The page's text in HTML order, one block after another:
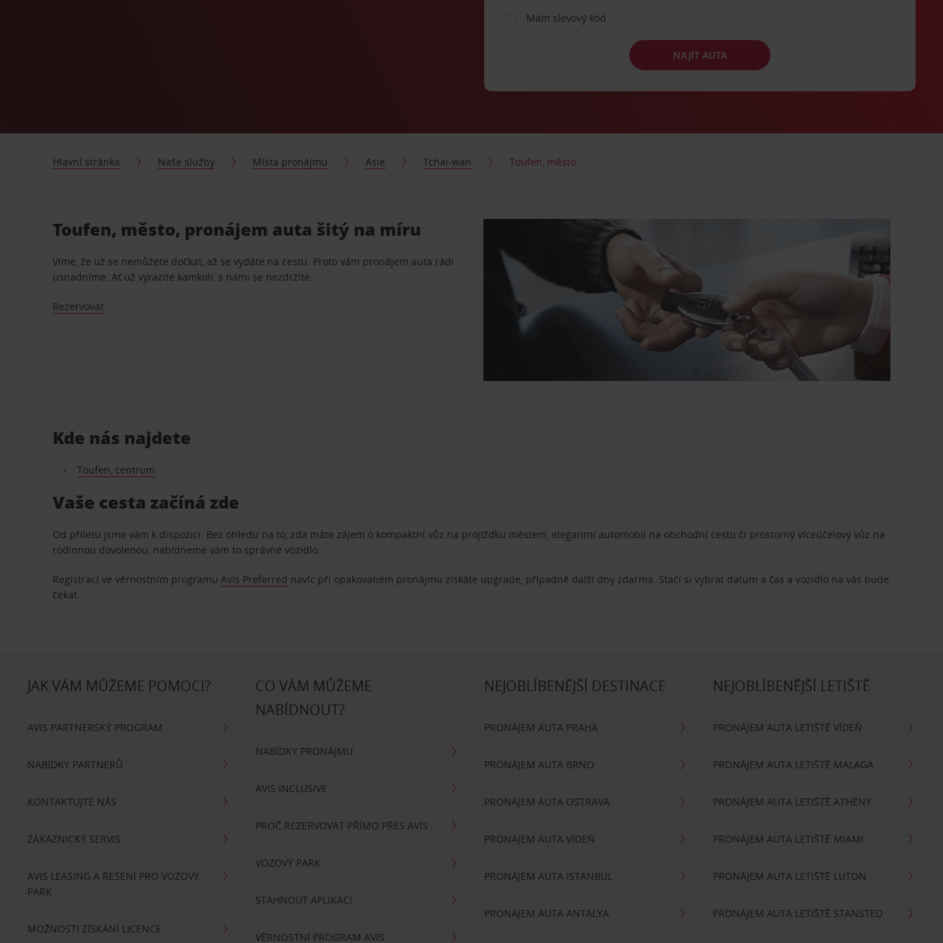
Mám slevový kód
NAJÍT AUTA
Hlavní stránka Naše služby Místa pronájmu Asie Tchai-wan Toufen, město
Toufen, město, pronájem auta šitý na míru
Víme, že už se nemůžete dočkat, až se vydáte na cestu. Proto vám pronájem auta rádi
usnadníme. Ať už vyrazíte kamkoli, s námi se nezdržíte.
Rezervovat
Kde nás najdete
Toufen, centrum
Vaše cesta začíná zde
Od příletu jsme vám k dispozici. Bez ohledu na to, zda máte zájem o kompaktní vůz na projížďku městem, elegantní automobil na obchodní cestu či prostorný víceúčelový vůz na
rodinnou dovolenou, nabídneme vám to správné vozidlo.
Registrací ve věrnostním programuAvis Preferred navíc při opakovaném pronájmu získáte upgrade, případně další dny zdarma. Stačí si vybrat datum a čas a vozidlo na vás bude
čekat.
JAK VÁM MŮŽEME POMOCI?
AVIS PARTNERSKÝ PROGRAM
NABÍDKY PARTNERŮ
KONTAKTUJTE NÁS
ZÁKAZNICKÝ SERVIS
AVIS LEASING A ŘEŠENÍ PRO VOZOVÝ
PARK
MOŽNOSTI ZÍSKÁNÍ LICENCE
CO VÁM MŮŽEME
NABÍDNOUT?
NABÍDKY PRONÁJMU
AVIS INCLUSIVE
PROČ REZERVOVAT PŘÍMO PŘES AVIS
VOZOVÝ PARK
STÁHNOUT APLIKACI
VĚRNOSTNÍ PROGRAM AVIS
NEJOBLÍBENĚJŠÍ DESTINACE
PRONÁJEM AUTA PRAHA
PRONÁJEM AUTA BRNO
PRONÁJEM AUTA OSTRAVA
PRONÁJEM AUTA VÍDEŇ
PRONÁJEM AUTA ISTANBUL
PRONÁJEM AUTA ANTALYA
NEJOBLÍBENĚJŠÍ LETIŠTĚ
PRONÁJEM AUTA LETIŠTĚ VÍDEŇ
PRONÁJEM AUTA LETIŠTĚ MALAGA
PRONÁJEM AUTA LETIŠTĚ ATHÉNY
PRONÁJEM AUTA LETIŠTĚ MIAMI
PRONÁJEM AUTA LETIŠTĚ LUTON
PRONÁJEM AUTA LETIŠTĚ STANSTED